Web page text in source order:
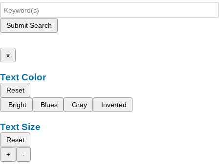
Submit Search
x
Text Color
Reset
Bright
Blues Gray Inverted
Text Size
Reset
+
-